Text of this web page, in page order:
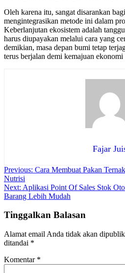
Oleh karena itu, sangat disarankan
mengintegrasikan metode ini dalam
Keberlanjutan ekosistem adalah
harus diupayakan melalui cara yang
demikian, masa depan bumi tetap
terus berjalan demi kemajuan ekonomi
Fajar
Navigasi
pos
Previous: Cara Membuat Pakan
Nutrisi
Next: Aplikasi Point Of Sales Stok
Barang Lebih Mudah
Tinggalkan Balasan
Alamat email Anda tidak akan
ditandai *
Komentar *